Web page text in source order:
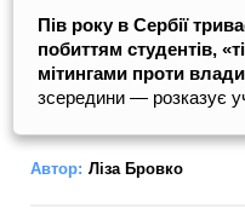
Пів року в Сербії
побиттям студентів,
мітингами проти влади
зсередини — розказує
Автор: Ліза Бровко